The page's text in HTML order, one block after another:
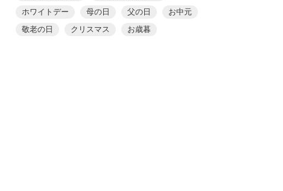
ホワイトデー
母の日 父の日
お中元
敬老の日
クリスマス お歳暮